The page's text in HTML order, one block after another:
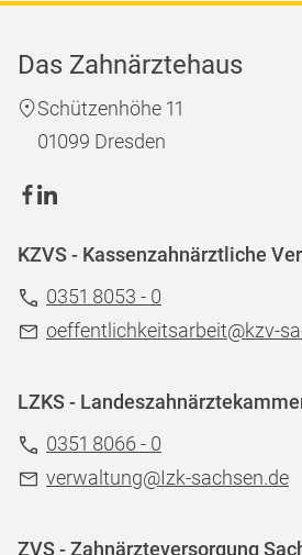
Das Zahnärztehaus
Schützenhöhe 11
01099 Dresden
KZVS - Kassenzahnärztliche
0351 8053 - 0
oeffentlichkeitsarbeit@kzv-
LZKS -
0351 8066 - 0
verwaltung@Izk-sachsen.de
ZVS - Zahnärzteversorgung